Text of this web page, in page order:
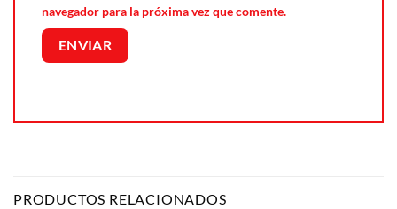
navegador para la próxima vez que comente.
PRODUCTOS RELACIONADOS